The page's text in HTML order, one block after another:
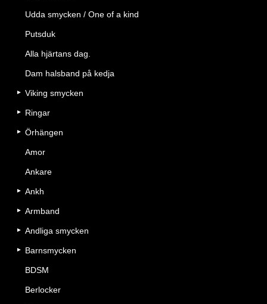
Udda smycken / One of a kind
Putsduk
Alla hjärtans dag.
Dam halsband på kedja
Viking smycken
Ringar
Örhängen
Amor
Ankare
Ankh
Armband
Andliga smycken
Barnsmycken
BDSM
Berlocker